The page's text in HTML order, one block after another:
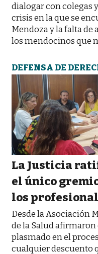
dialogar con colegas
crisis en la que se
Mendoza y la falta de
los mendocinos que
DEFENSA DE
La Justicia
el único
los
Desde la Asociación
de la Salud afirmaron
plasmado en el
cualquier descuento